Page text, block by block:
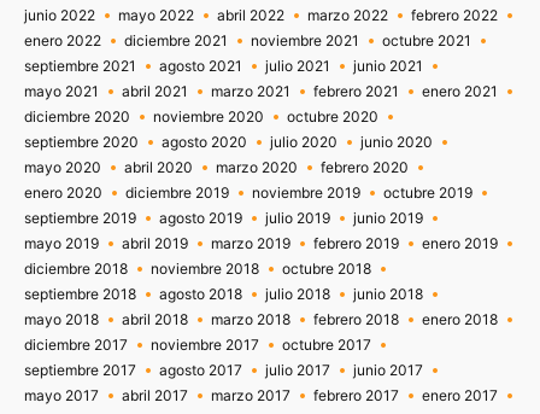
junio 2022
mayo 2022 abril 2022 marzo 2022
febrero 2022
enero 2022
diciembre 2021 noviembre 2021
octubre 2021
septiembre 2021
agosto 2021 julio 2021
junio 2021
mayo 2021
abril 2021 marzo 2021 febrero 2021
enero 2021
diciembre 2020
noviembre 2020
octubre 2020
septiembre 2020
agosto 2020 julio 2020
junio 2020
mayo 2020
abril 2020 marzo 2020
febrero 2020
enero 2020
diciembre 2019 noviembre 2019
octubre 2019
septiembre 2019
agosto 2019 julio 2019
junio 2019
mayo 2019
abril 2019 marzo 2019 febrero 2019
enero 2019
diciembre 2018
noviembre 2018
octubre 2018
septiembre 2018
agosto 2018 julio 2018
junio 2018
mayo 2018
abril 2018 marzo 2018 febrero 2018
enero 2018
diciembre 2017
noviembre 2017
octubre 2017
septiembre 2017
agosto 2017 julio 2017
junio 2017
mayo 2017
abril 2017 marzo 2017 febrero 2017
enero 2017